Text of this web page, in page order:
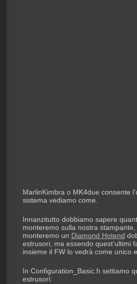
MarlinKimbra o MK4due consente
sistema vediamo come.
Innanzitutto dobbiamo sapere
monteremo sulla nostra
monteremo un Diamond Hotend
estrusori, ma essendo quest’ultimi
insieme il FW lo vedrà come unico
In Configuration_Basic.h settiamo
estrusori: